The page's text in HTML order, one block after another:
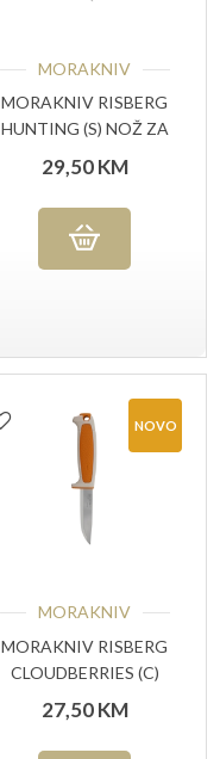
MORAKNIV
MORAKNIV RISBERG
HUNTING (S) NOŽ ZA
VANJSKU UPOTREBU
29,50KM
NOVO
MORAKNIV
MORAKNIV RISBERG
CLOUDBERRIES (C)
NOŽ ZA VANJSKU
UPOTREBU
27,50KM